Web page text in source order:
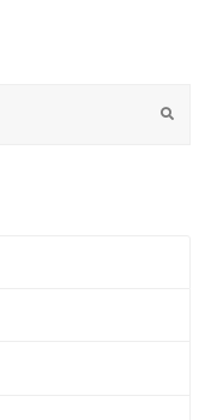
Submit